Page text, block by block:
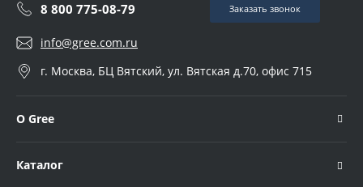
8 800 775-08-79 Заказать звонок
info@gree.com.ru
г. Москва, БЦ Вятский, ул. Вятская д.70, офис 715
О Gree
Каталог